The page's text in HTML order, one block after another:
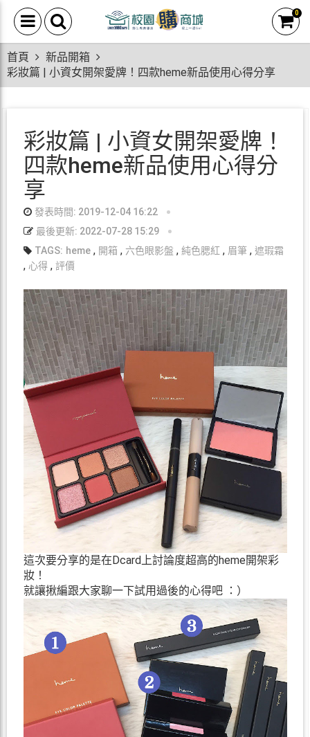
0
首頁
新品開箱
彩妝篇 | 小資女開架愛牌！四款heme新品使用心得分享
彩妝篇 | 小資女開架愛牌！
四款heme新品使用心得分
享
發表時間: 2019-12-04 16:22
最後更新: 2022-07-28 15:29
TAGS: heme, 開箱, 六色眼影盤, 純色腮紅 , 眉筆, 遮瑕霜
, 心得, 評價
這次要分享的是在Dcard上討論度超高的heme開架彩
妝！
就讓揪編跟大家聊一下試用過後的心得吧 ：）